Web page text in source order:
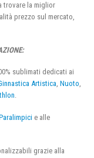
trovare la miglior
prezzo sul mercato,
sublimati dedicati ai
Artistica, Nuoto,
.
e alle
grazie alla